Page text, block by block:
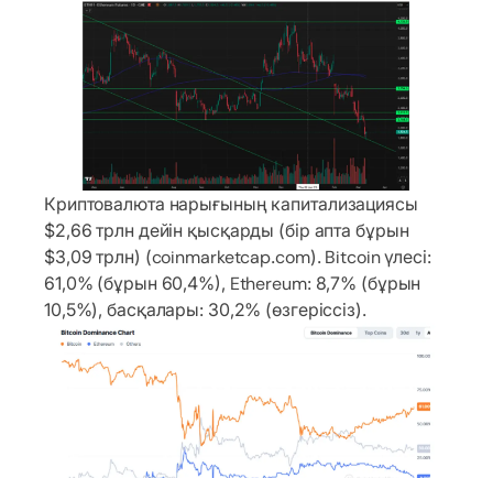
Криптовалюта нарығының капитализациясы
$2,66 трлн дейін қысқарды (бір апта бұрын
$3,09 трлн) (coinmarketcap.com). Bitcoin үлесі:
61,0% (бұрын 60,4%), Ethereum: 8,7% (бұрын
10,5%), басқалары: 30,2% (өзгеріссіз).